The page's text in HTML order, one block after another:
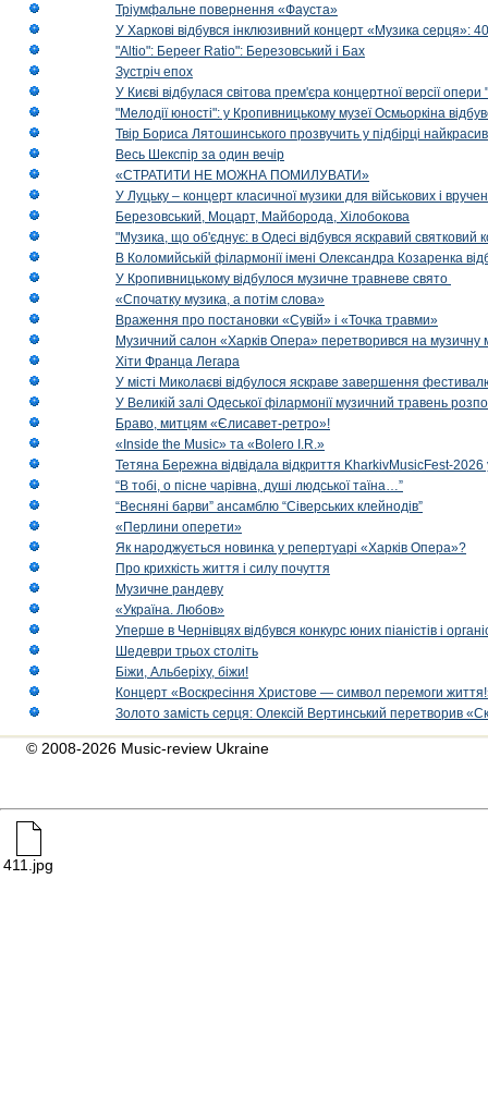
Тріумфальне повернення «Фауста»
У Харкові відбувся інклюзивний концерт «Музика серця»:
"Altio": Береer Ratio": Березовський і Бах
Зустріч епох
У Києві відбулася світова прем'єра концертної версії
"Мелодії юності": у Кропивницькому музеї Осмьоркіна
Твір Бориса Лятошинського прозвучить у підбірці
Весь Шекспір за один вечір
«СТРАТИТИ НЕ МОЖНА ПОМИЛУВАТИ»
У Луцьку – концерт класичної музики для військових і
Березовський, Моцарт, Майборода, Хілобокова
"Музика, що об'єднує: в Одесі відбувся яскравий
В Коломийській філармонії імені Олександра Козаренка
У Кропивницькому відбулося музичне травневе свято
«Спочатку музика, а потім слова»
Враження про постановки «Сувій» і «Точка травми»
Музичний салон «Харків Опера» перетворився на музичну
Хіти Франца Легара
У місті Миколаєві відбулося яскраве завершення
У Великій залі Одеської філармонії музичний травень
Браво, митцям «Єлисавет-ретро»!
«Inside the Music» та «Bolero I.R.»
Тетяна Бережна відвідала відкриття KharkivMusicFest-2026
“В тобі, о пісне чарівна, душі людської таїна…”
“Весняні барви” ансамблю “Сіверських клейнодів”
«Перлини оперети»
Як народжується новинка у репертуарі «Харків Опера»?
Про крихкість життя і силу почуття
Музичне рандеву
«Україна. Любов»
Уперше в Чернівцях відбувся конкурс юних піаністів і
Шедеври трьох століть
Біжи, Альберіху, біжи!
Концерт «Воскресіння Христове — символ перемоги
Золото замість серця: Олексій Вертинський перетворив
© 2008-2026 Music-review Ukraine
411.jpg